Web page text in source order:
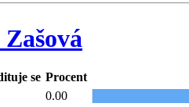
se Procent
0.00